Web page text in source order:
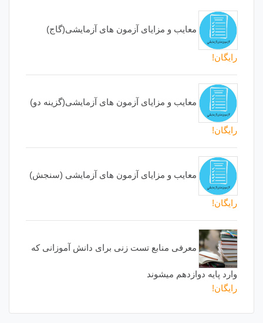
معایب و مزایای آزمون های آزمایشی(گاج)
رایگان!
معایب و مزایای آزمون های آزمایشی(گزینه دو)
رایگان!
معایب و مزایای آزمون های آزمایشی (سنجش)
رایگان!
معرفی منابع تست زنی برای دانش آموزانی که
وارد پایه دوازدهم میشوند
رایگان!